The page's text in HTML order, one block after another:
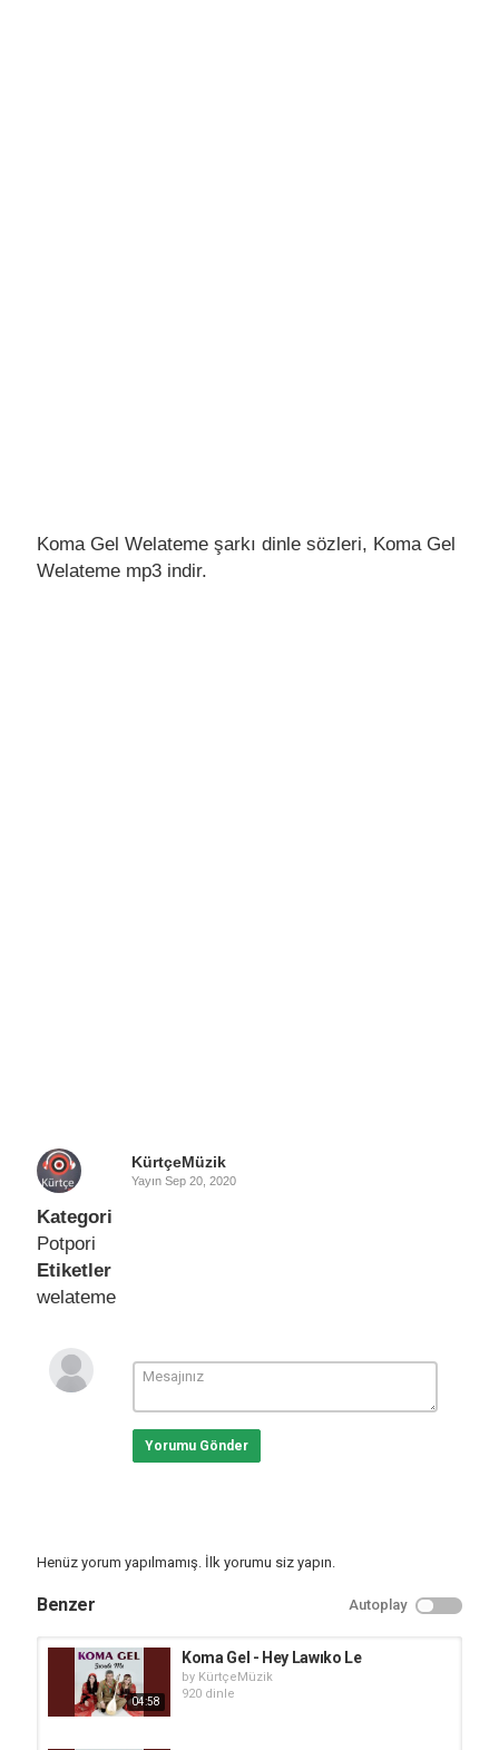
Koma Gel Welateme şarkı dinle sözleri, Koma Gel
Welateme mp3 indir.
KürtçeMüzik
Yayın Sep 20, 2020
Kategori
Potpori
Etiketler
welateme
Yorumu Gönder
Henüz yorum yapılmamış. İlk yorumu siz yapın.
Benzer Autoplay
04:58
Koma Gel - Hey Lawıko Le
by KürtçeMüzik
920 dinle